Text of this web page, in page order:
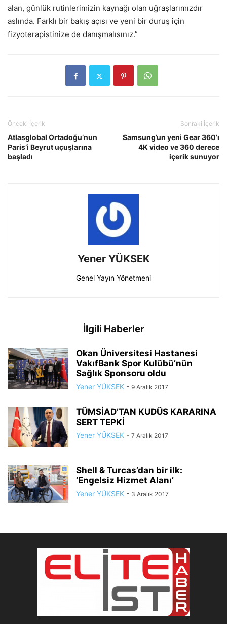
alan, günlük rutinlerimizin kaynağı olan uğraşlarımızdır
aslında. Farklı bir bakış açısı ve yeni bir duruş için
fizyoterapistinize de danışmalısınız.”
Önceki İçerik
Atlasglobal Ortadoğu’nun
Paris’i Beyrut uçuşlarına
başladı
Sonraki İçerik
Samsung’un yeni Gear 360’ı
4K video ve 360 derece
içerik sunuyor
Yener YÜKSEK
Genel Yayın Yönetmeni
İlgili Haberler
Okan Üniversitesi Hastanesi
VakıfBank Spor Kulübü’nün
Sağlık Sponsoru oldu
Yener YÜKSEK - 9 Aralık 2017
TÜMSİAD’TAN KUDÜS KARARINA
SERT TEPKİ
Yener YÜKSEK - 7 Aralık 2017
Shell & Turcas’dan bir ilk:
‘Engelsiz Hizmet Alanı’
Yener YÜKSEK - 3 Aralık 2017